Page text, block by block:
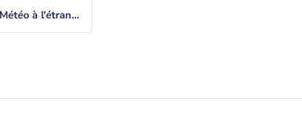
Actualités Météo à l'étranger